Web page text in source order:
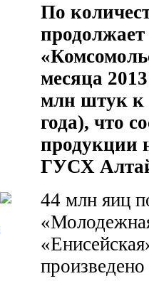
По
месяца
млн штук к
года), что
продукции
ГУСХ
44 млн яиц